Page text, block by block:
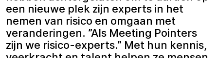
een nieuwe plek zijn experts in het
nemen van risico en omgaan met
veranderingen. ”Als Meeting Pointers
zijn we risico-experts.” Met hun kennis,